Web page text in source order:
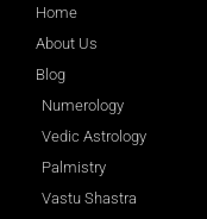
Home
About Us
Blog
Numerology
Vedic Astrology
Palmistry
Vastu Shastra